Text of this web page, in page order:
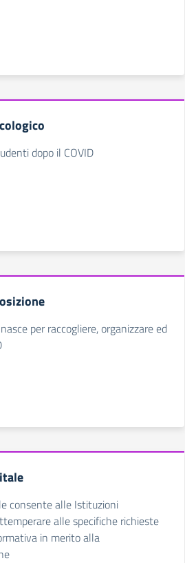
dopo il COVID
per raccogliere, organizzare ed
consente alle Istituzioni
alle specifiche richieste
in merito alla